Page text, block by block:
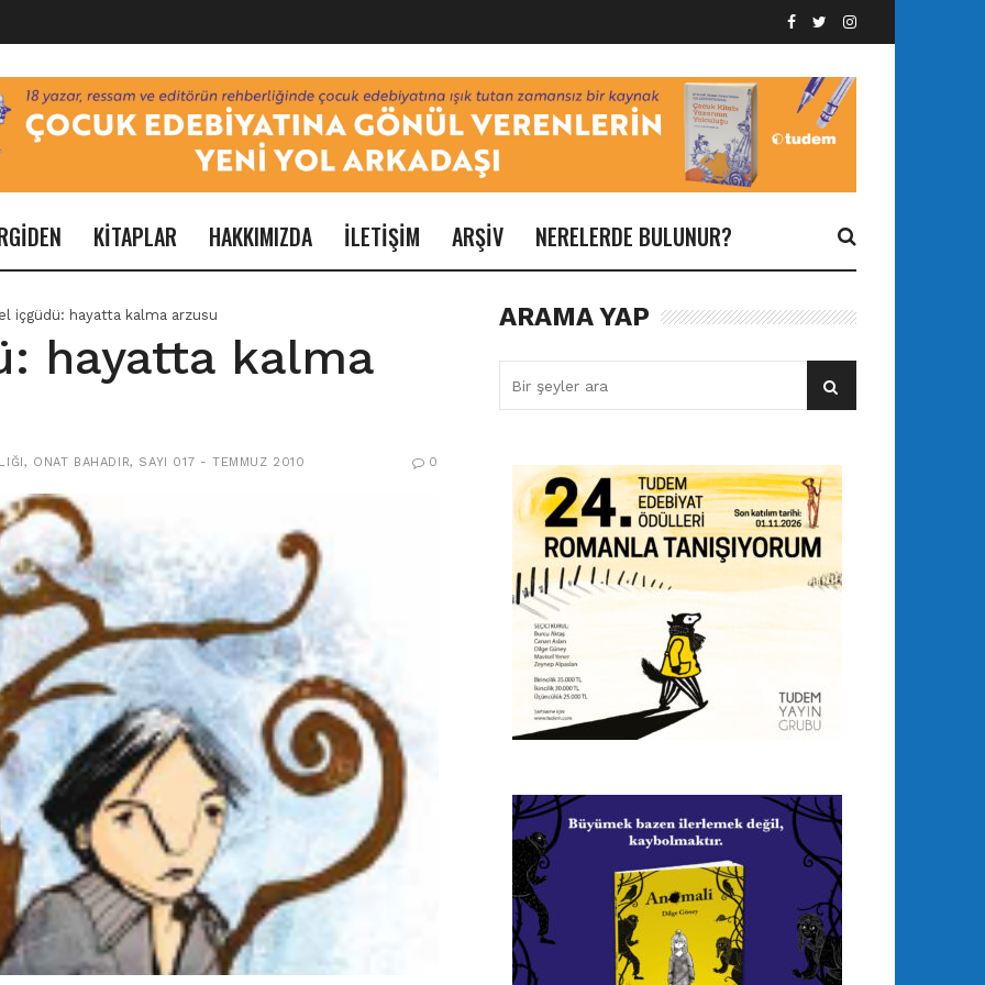
KİTAPLAR HAKKIMIZDA İLETİŞİM ARŞİV NERELERDE BULUNUR?
içgüdü: hayatta kalma arzusu
hayatta kalma
, ONAT BAHADIR, SAYI 017 - TEMMUZ 2010 0
ARAMA YAP